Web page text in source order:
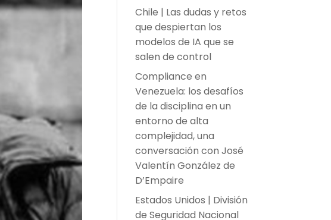
Chile | Las dudas y retos
que despiertan los
modelos de IA que se
salen de control
Compliance en
Venezuela: los desafíos
de la disciplina en un
entorno de alta
complejidad, una
conversación con José
Valentín González de
D’Empaire
Estados Unidos | División
de Seguridad Nacional